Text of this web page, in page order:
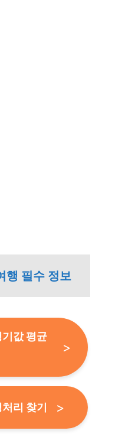
행 필수 정보
기값 평균
리 찾기